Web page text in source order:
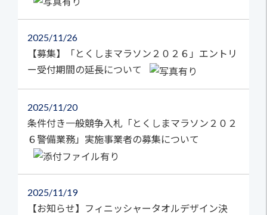
2025 11/26
【募集】「とくしまマラソン２０２６」エントリ
ー受付期間の延長について
2025 11/20
条件付き一般競争入札「とくしまマラソン２０２
６警備業務」実施事業者の募集について
2025 11/19
【お知らせ】フィニッシャータオルデザイン決